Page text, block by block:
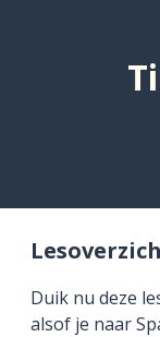
Duik nu deze
alsof je naar